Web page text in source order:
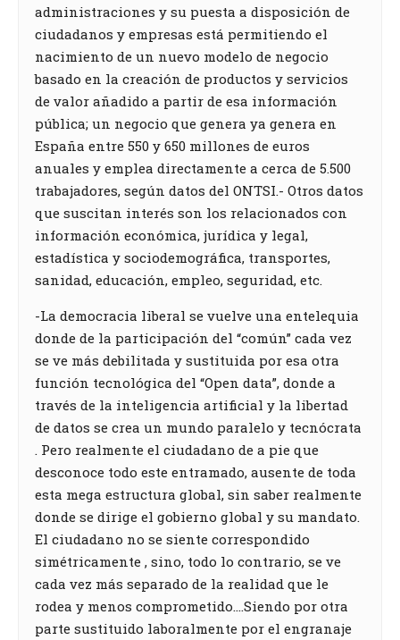
administraciones y su puesta a disposición de
ciudadanos y empresas está permitiendo el
nacimiento de un nuevo modelo de negocio
basado en la creación de productos y servicios
de valor añadido a partir de esa información
pública; un negocio que genera ya genera en
España entre 550 y 650 millones de euros
anuales y emplea directamente a cerca de 5.500
trabajadores, según datos del ONTSI.- Otros datos
que suscitan interés son los relacionados con
información económica, jurídica y legal,
estadística y sociodemográfica, transportes,
sanidad, educación, empleo, seguridad, etc.
-La democracia liberal se vuelve una entelequia
donde de la participación del “común” cada vez
se ve más debilitada y sustituida por esa otra
función tecnológica del “Open data”, donde a
través de la inteligencia artificial y la libertad
de datos se crea un mundo paralelo y tecnócrata
. Pero realmente el ciudadano de a pie que
desconoce todo este entramado, ausente de toda
esta mega estructura global, sin saber realmente
donde se dirige el gobierno global y su mandato.
El ciudadano no se siente correspondido
simétricamente , sino, todo lo contrario, se ve
cada vez más separado de la realidad que le
rodea y menos comprometido….Siendo por otra
parte sustituido laboralmente por el engranaje